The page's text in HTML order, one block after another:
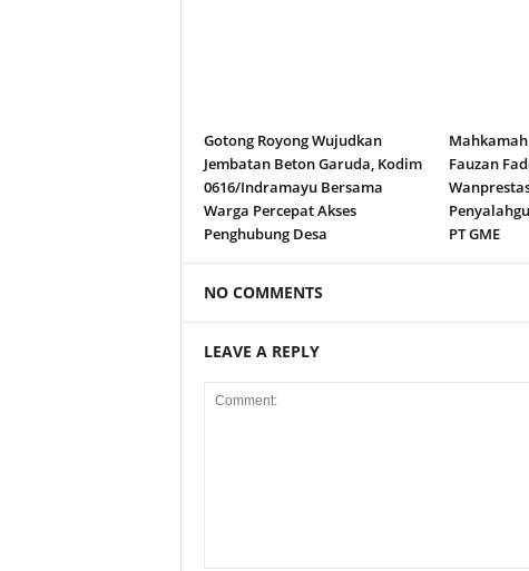
Gotong Royong Wujudkan
Jembatan Beton Garuda, Kodim
0616/Indramayu Bersama
Warga Percepat Akses
Penghubung Desa
Mahkamah
Fauzan
PT GME
NO COMMENTS
LEAVE A REPLY